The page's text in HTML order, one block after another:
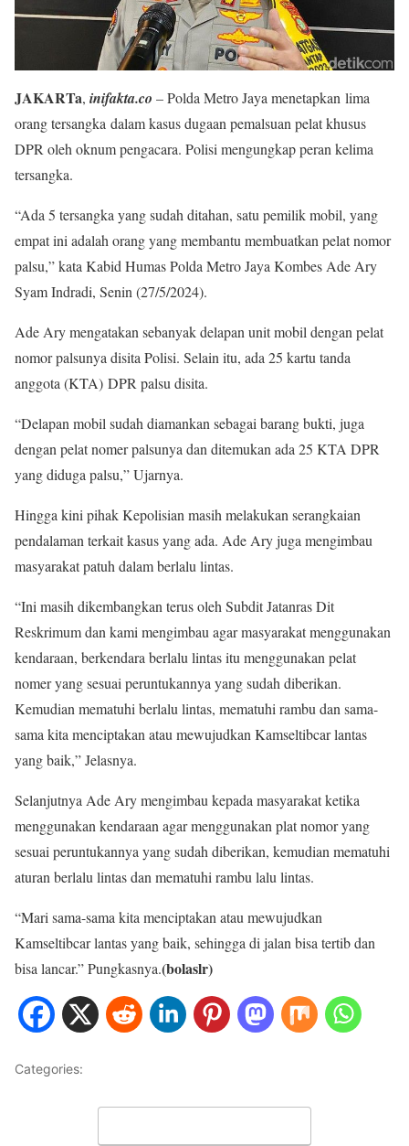
JAKARTa, inifakta.co – Polda Metro Jaya menetapkan lima
orang tersangka dalam kasus dugaan pemalsuan pelat khusus
DPR oleh oknum pengacara. Polisi mengungkap peran kelima
tersangka.
“Ada 5 tersangka yang sudah ditahan, satu pemilik mobil, yang
empat ini adalah orang yang membantu membuatkan pelat nomor
palsu,” kata Kabid Humas Polda Metro Jaya Kombes Ade Ary
Syam Indradi, Senin (27/5/2024).
Ade Ary mengatakan sebanyak delapan unit mobil dengan pelat
nomor palsunya disita Polisi. Selain itu, ada 25 kartu tanda
anggota (KTA) DPR palsu disita.
“Delapan mobil sudah diamankan sebagai barang bukti, juga
dengan pelat nomer palsunya dan ditemukan ada 25 KTA DPR
yang diduga palsu,” Ujarnya.
Hingga kini pihak Kepolisian masih melakukan serangkaian
pendalaman terkait kasus yang ada. Ade Ary juga mengimbau
masyarakat patuh dalam berlalu lintas.
“Ini masih dikembangkan terus oleh Subdit Jatanras Dit
Reskrimum dan kami mengimbau agar masyarakat menggunakan
kendaraan, berkendara berlalu lintas itu menggunakan pelat
nomer yang sesuai peruntukannya yang sudah diberikan.
Kemudian mematuhi berlalu lintas, mematuhi rambu dan sama-
sama kita menciptakan atau mewujudkan Kamseltibcar lantas
yang baik,” Jelasnya.
Selanjutnya Ade Ary mengimbau kepada masyarakat ketika
menggunakan kendaraan agar menggunakan plat nomor yang
sesuai peruntukannya yang sudah diberikan, kemudian mematuhi
aturan berlalu lintas dan mematuhi rambu lalu lintas.
“Mari sama-sama kita menciptakan atau mewujudkan
Kamseltibcar lantas yang baik, sehingga di jalan bisa tertib dan
bisa lancar.” Pungkasnya.(bolaslr)
Categories: